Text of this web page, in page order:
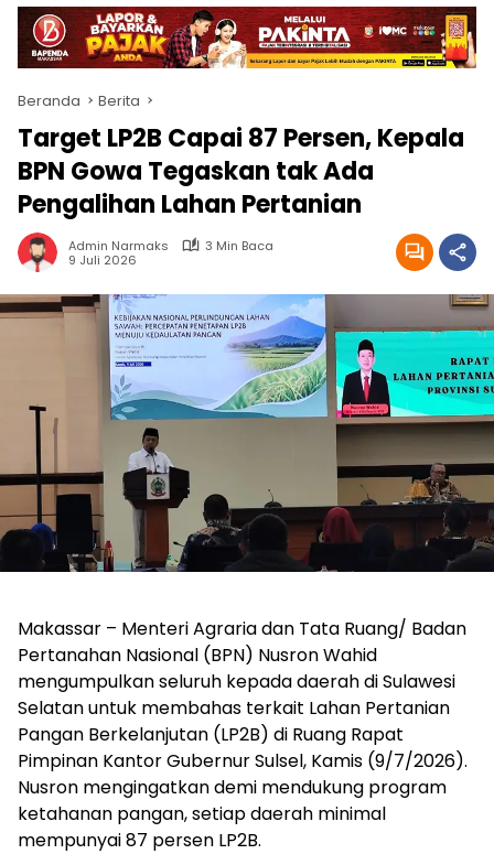
Beranda Berita
Target LP2B Capai 87 Persen, Kepala
BPN Gowa Tegaskan tak Ada
Pengalihan Lahan Pertanian
Admin Narmaks
3 Min Baca
9 Juli 2026
Makassar – Menteri Agraria dan Tata Ruang/ Badan
Pertanahan Nasional (BPN) Nusron Wahid
mengumpulkan seluruh kepada daerah di Sulawesi
Selatan untuk membahas terkait Lahan Pertanian
Pangan Berkelanjutan (LP2B) di Ruang Rapat
Pimpinan Kantor Gubernur Sulsel, Kamis (9/7/2026).
Nusron mengingatkan demi mendukung program
ketahanan pangan, setiap daerah minimal
mempunyai 87 persen LP2B.